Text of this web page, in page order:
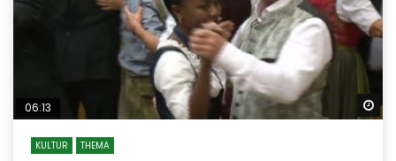
06:13
KULTUR THEMA